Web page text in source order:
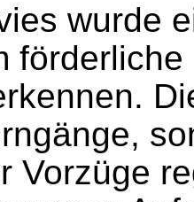
wurde
Vorzüge